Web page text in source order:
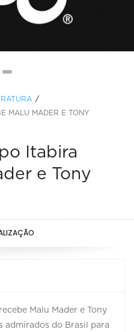
MALU MADER E TONY
Itabira
e Tony
Malu Mader e Tony
admirados do Brasil para